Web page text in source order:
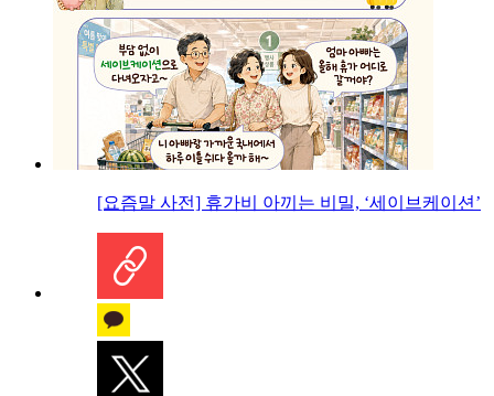
[요즘말 사전] 휴가비 아끼는 비밀, ‘세이브케이션’